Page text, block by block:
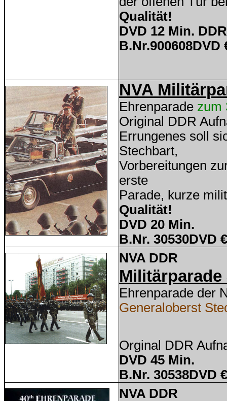
Qualität!
DVD 12 Min.
B.Nr.900608DVD
NVA
Ehrenparade zum
Original DDR
Errungenes soll
Stechbart,
Vorbereitungen
erste
Parade, kurze
Qualität!
DVD 20 Min.
B.Nr. 30530DVD
NVA DDR
Militärparade
Ehrenparade der
Generaloberst
Orginal DDR
DVD 45 Min.
B.Nr. 30538DVD
NVA DDR